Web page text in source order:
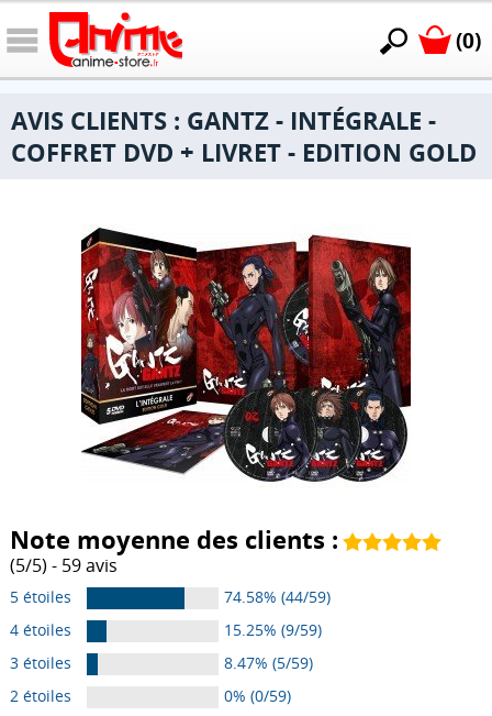
(0)
AVIS CLIENTS : GANTZ - INTÉGRALE -
COFFRET DVD + LIVRET - EDITION GOLD
Note moyenne des clients :
(5/5) - 59avis
5 étoiles
74.58% (44/59)
4 étoiles
15.25% (9/59)
3 étoiles
8.47% (5/59)
2 étoiles
0% (0/59)